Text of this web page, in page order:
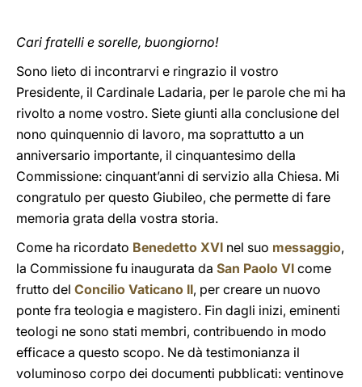
Cari fratelli e sorelle, buongiorno!
Sono lieto di incontrarvi e ringrazio il vostro
Presidente, il Cardinale Ladaria, per le parole che mi ha
rivolto a nome vostro. Siete giunti alla conclusione del
nono quinquennio di lavoro, ma soprattutto a un
anniversario importante, il cinquantesimo della
Commissione: cinquant’anni di servizio alla Chiesa. Mi
congratulo per questo Giubileo, che permette di fare
memoria grata della vostra storia.
Come ha ricordato Benedetto XVI nel suo messaggio,
la Commissione fu inaugurata da San Paolo VI come
frutto del Concilio Vaticano II, per creare un nuovo
ponte fra teologia e magistero. Fin dagli inizi, eminenti
teologi ne sono stati membri, contribuendo in modo
efficace a questo scopo. Ne dà testimonianza il
voluminoso corpo dei documenti pubblicati: ventinove